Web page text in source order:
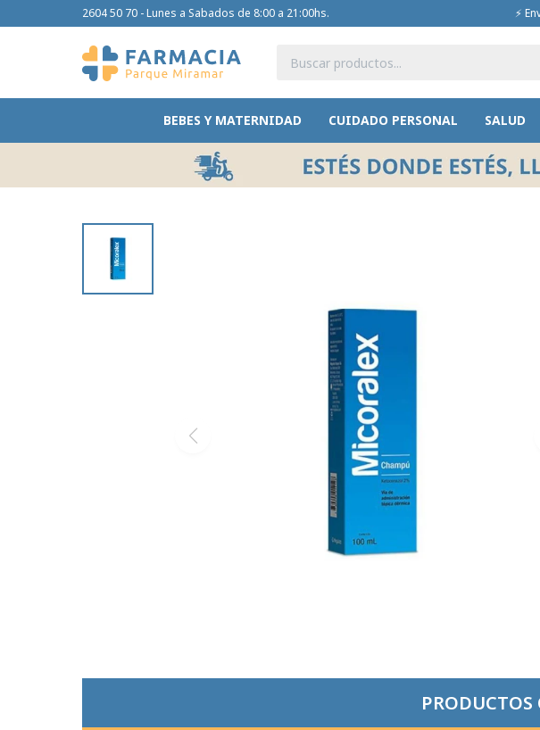
BEBES Y MATERNIDAD CUIDADO PERSONAL SALUD
2604 50 70 - Lunes a Sabados de 8:00 a 21:00hs. ⚡
PRODUCTOS